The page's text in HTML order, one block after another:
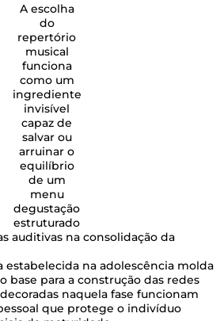
A escolha
do
repertório
musical
funciona
como um
ingrediente
invisível
capaz de
salvar ou
arruinar o
equilíbrio
de um
menu
degustação
estruturado
auditivas na consolidação da
estabelecida na adolescência molda
base para a construção das redes
naquela fase funcionam
que protege o indivíduo